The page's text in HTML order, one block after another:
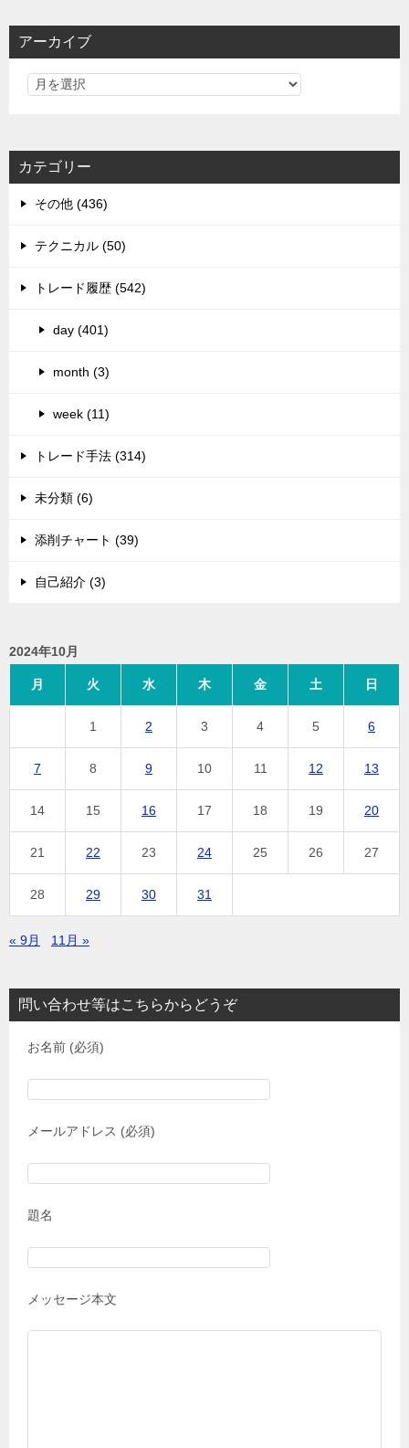
アーカイブ
カテゴリー
その他 (436)
テクニカル (50)
トレード履歴 (542)
day (401)
month (3)
week (11)
トレード手法 (314)
未分類 (6)
添削チャート (39)
自己紹介 (3)
2024年10月
月 火 水 木 金 土 日
1 2 3 4 5 6
7 8 9 10 11 12 13
14 15 16 17 18 19 20
21 22 23 24 25 26 27
28 29 30 31
« 9月 11月 »
問い合わせ等はこちらからどうぞ
お名前 (必須)
メールアドレス (必須)
題名
メッセージ本文